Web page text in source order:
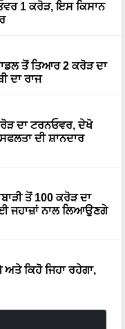
1 ਕਰੋੜ, ਇਸ ਕਿਸਾਨ
ਤੋਂ ਤਿਆਰ 2 ਕਰੋੜ ਦਾ
ਦਾ ਰਾਜ
ਦਾ ਟਰਨਓਵਰ, ਦੇਖੋ
ਦੀ ਸ਼ਾਨਦਾਰ
ਤੋਂ 100 ਕਰੋੜ ਦਾ
ਜਹਾਜ਼ਾਂ ਨਾਲ ਲਿਆਉਣਗੇ
ਕਿਹੋ ਜਿਹਾ ਰਹੇਗਾ,